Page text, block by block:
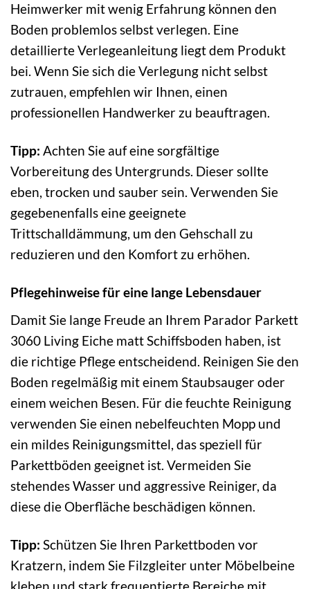
Heimwerker mit wenig Erfahrung können den
Boden problemlos selbst verlegen. Eine
detaillierte Verlegeanleitung liegt dem Produkt
bei. Wenn Sie sich die Verlegung nicht selbst
zutrauen, empfehlen wir Ihnen, einen
professionellen Handwerker zu beauftragen.
Tipp: Achten Sie auf eine sorgfältige
Vorbereitung des Untergrunds. Dieser sollte
eben, trocken und sauber sein. Verwenden Sie
gegebenenfalls eine geeignete
Trittschalldämmung, um den Gehschall zu
reduzieren und den Komfort zu erhöhen.
Pflegehinweise für eine lange Lebensdauer
Damit Sie lange Freude an Ihrem Parador Parkett
3060 Living Eiche matt Schiffsboden haben, ist
die richtige Pflege entscheidend. Reinigen Sie den
Boden regelmäßig mit einem Staubsauger oder
einem weichen Besen. Für die feuchte Reinigung
verwenden Sie einen nebelfeuchten Mopp und
ein mildes Reinigungsmittel, das speziell für
Parkettböden geeignet ist. Vermeiden Sie
stehendes Wasser und aggressive Reiniger, da
diese die Oberfläche beschädigen können.
Tipp: Schützen Sie Ihren Parkettboden vor
Kratzern, indem Sie Filzgleiter unter Möbelbeine